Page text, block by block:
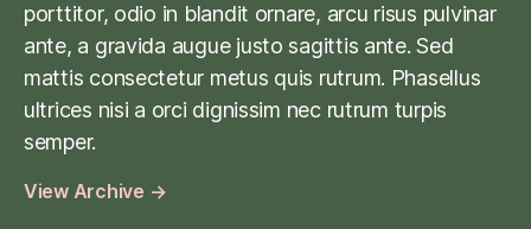
porttitor, odio in blandit ornare, arcu risus pulvinar
ante, a gravida augue justo sagittis ante. Sed
mattis consectetur metus quis rutrum. Phasellus
ultrices nisi a orci dignissim nec rutrum turpis
semper.
View Archive →